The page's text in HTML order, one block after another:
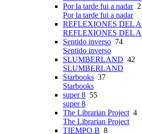
Por la tarde fui a nadar2
Por la tarde fui a nadar
REFLEXIONES DEL
REFLEXIONES DEL
Sentido inverso 74
Sentido inverso
SLUMBERLAND 42
SLUMBERLAND
Starbooks 37
Starbooks
super 8 55
super 8
The Librarian Project 4
The Librarian Project
TIEMPO B 8